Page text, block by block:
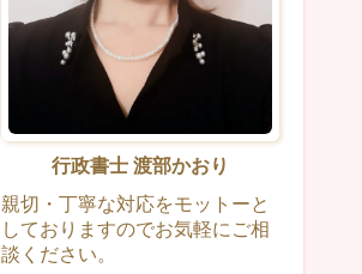
行政書士 渡部かおり
親切・丁寧な対応をモットーと
しておりますのでお気軽にご相
談ください。